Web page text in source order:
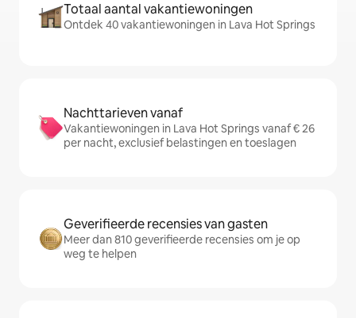
Totaal aantal vakantiewoningen
Ontdek 40 vakantiewoningen in Lava Hot Springs
Nachttarieven vanaf
Vakantiewoningen in Lava Hot Springs vanaf € 26
per nacht, exclusief belastingen en toeslagen
Geverifieerde recensies van gasten
Meer dan 810 geverifieerde recensies om je op
weg te helpen